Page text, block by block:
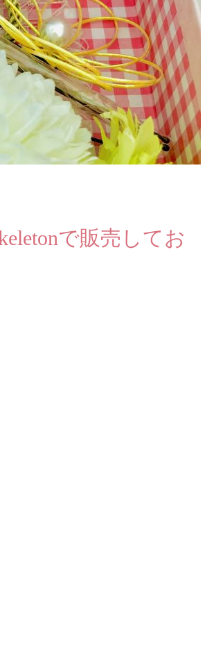
で販売してお